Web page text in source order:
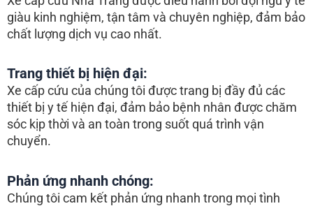
giàu kinh nghiệm, tận tâm và chuyên nghiệp, đảm bảo
chất lượng dịch vụ cao nhất.
Trang thiết bị hiện đại:
Xe cấp cứu của chúng tôi được trang bị đầy đủ các
thiết bị y tế hiện đại, đảm bảo bệnh nhân được chăm
sóc kịp thời và an toàn trong suốt quá trình vận
chuyển.
Phản ứng nhanh chóng:
Chúng tôi cam kết phản ứng nhanh trong mọi tình